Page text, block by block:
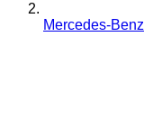
Mercedes-Benz